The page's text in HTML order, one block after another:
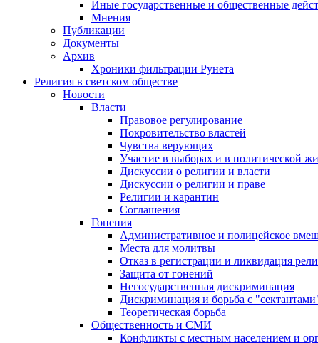
Иные государственные и общественные
Мнения
Публикации
Документы
Архив
Хроники фильтрации Рунета
Религия в светском обществе
Новости
Власти
Правовое регулирование
Покровительство властей
Чувства верующих
Участие в выборах и в политической
Дискуссии о религии и власти
Дискуссии о религии и праве
Религии и карантин
Соглашения
Гонения
Административное и полицейское
Места для молитвы
Отказ в регистрации и ликвидация
Защита от гонений
Негосударственная дискриминация
Дискриминация и борьба с
Теоретическая борьба
Общественность и СМИ
Конфликты с местным населением и